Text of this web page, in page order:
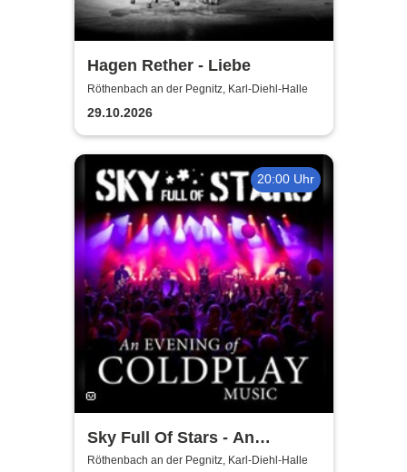
Hagen Rether - Liebe
Röthenbach an der Pegnitz, Karl-Diehl-Halle
29.10.2026
20:00 Uhr
Sky Full Of Stars - An
Evening Of Coldplay Music
Röthenbach an der Pegnitz, Karl-Diehl-Halle